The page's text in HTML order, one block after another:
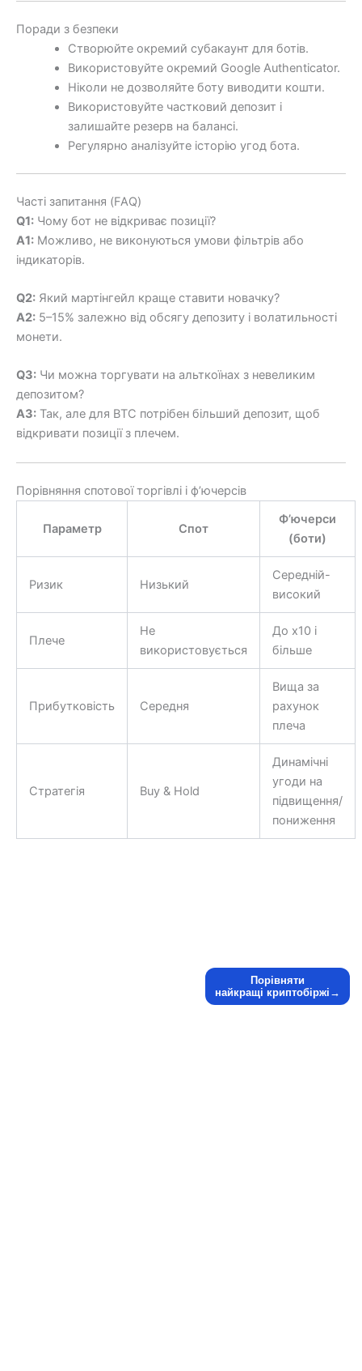
Поради з безпеки
Створюйте окремий субакаунт для ботів.
Використовуйте окремий Google Authenticator.
Ніколи не дозволяйте боту виводити кошти.
Використовуйте частковий депозит і
залишайте резерв на балансі.
Регулярно аналізуйте історію угод бота.
Часті запитання (FAQ)
Q1: Чому бот не відкриває позиції?
A1: Можливо, не виконуються умови фільтрів або
індикаторів.
Q2: Який мартінгейл краще ставити новачку?
A2: 5–15% залежно від обсягу депозиту і волатильності
монети.
Q3: Чи можна торгувати на альткоїнах з невеликим
депозитом?
A3: Так, але для BTC потрібен більший депозит, щоб
відкривати позиції з плечем.
Порівняння спотової торгівлі і ф’ючерсів
Параметр Спот
Ф’ючерси
(боти)
Ризик Низький
Середній-
високий
Плече
Не
використовується
До x10 і
більше
Прибутковість Середня
Вища за
рахунок
плеча
Стратегія Buy & Hold
Динамічні
угоди на
підвищення/
пониження
Порівняти
найкращі криптобіржі→